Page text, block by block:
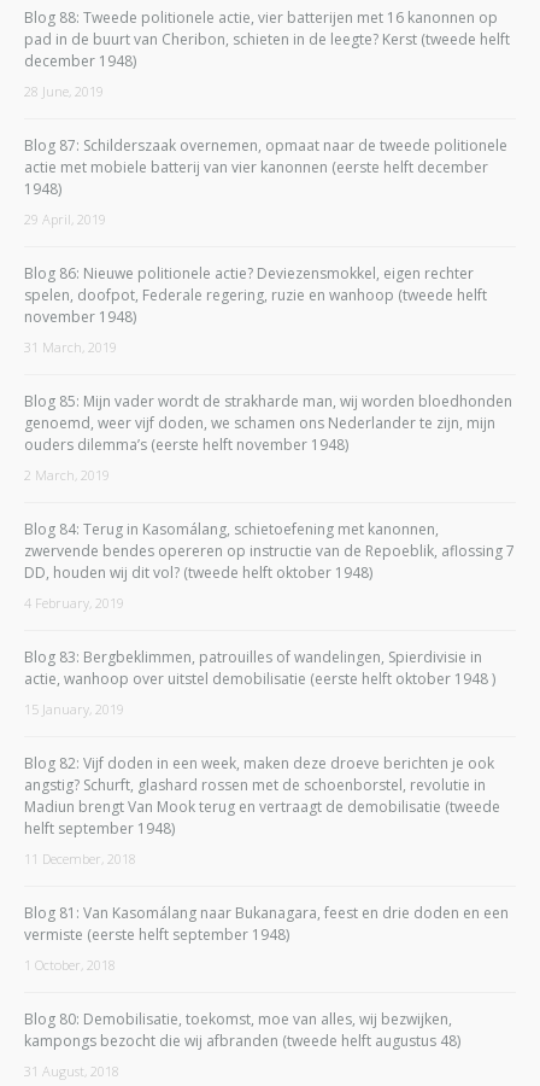
Blog 88: Tweede politionele actie, vier batterijen met 16 kanonnen op
pad in de buurt van Cheribon, schieten in de leegte? Kerst (tweede helft
december 1948)
28 June, 2019
Blog 87: Schilderszaak overnemen, opmaat naar de tweede politionele
actie met mobiele batterij van vier kanonnen (eerste helft december
1948)
29 April, 2019
Blog 86: Nieuwe politionele actie? Deviezensmokkel, eigen rechter
spelen, doofpot, Federale regering, ruzie en wanhoop (tweede helft
november 1948)
31 March, 2019
Blog 85: Mijn vader wordt de strakharde man, wij worden bloedhonden
genoemd, weer vijf doden, we schamen ons Nederlander te zijn, mijn
ouders dilemma’s (eerste helft november 1948)
2 March, 2019
Blog 84: Terug in Kasomálang, schietoefening met kanonnen,
zwervende bendes opereren op instructie van de Repoeblik, aflossing 7
DD, houden wij dit vol? (tweede helft oktober 1948)
4 February, 2019
Blog 83: Bergbeklimmen, patrouilles of wandelingen, Spierdivisie in
actie, wanhoop over uitstel demobilisatie (eerste helft oktober 1948 )
15 January, 2019
Blog 82: Vijf doden in een week, maken deze droeve berichten je ook
angstig? Schurft, glashard rossen met de schoenborstel, revolutie in
Madiun brengt Van Mook terug en vertraagt de demobilisatie (tweede
helft september 1948)
11 December, 2018
Blog 81: Van Kasomálang naar Bukanagara, feest en drie doden en een
vermiste (eerste helft september 1948)
1 October, 2018
Blog 80: Demobilisatie, toekomst, moe van alles, wij bezwijken,
kampongs bezocht die wij afbranden (tweede helft augustus 48)
31 August, 2018